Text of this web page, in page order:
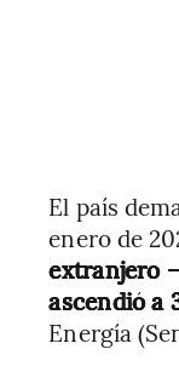
El país
enero de
extranjero
ascendió a
Energía